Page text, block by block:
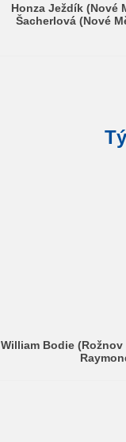
Honza Ježdík (Nové
Šacherlová (Nové
William Bodie